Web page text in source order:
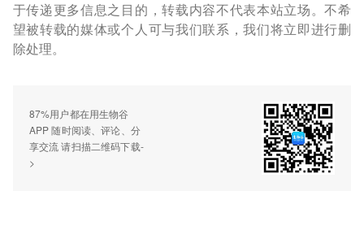
于传递更多信息之目的，转载内容不代表本站立场。不希
望被转载的媒体或个人可与我们联系，我们将立即进行删
除处理。
87%用户都在用生物谷
APP 随时阅读、评论、分
享交流 请扫描二维码下载-
>